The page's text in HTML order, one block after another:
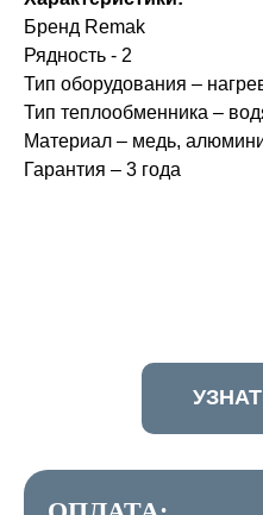
Бренд Remak
Рядность - 2
Тип оборудования –
Тип теплообменника –
Материал – медь,
Гарантия – 3 года